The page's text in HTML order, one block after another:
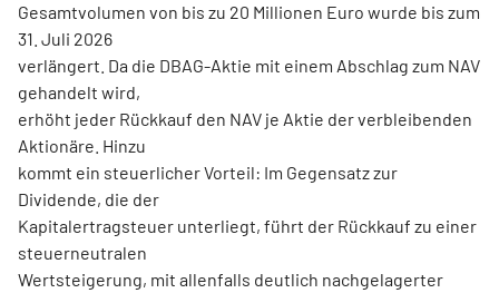
Gesamtvolumen von bis zu 20 Millionen Euro wurde bis zum
31. Juli 2026
verlängert. Da die DBAG-Aktie mit einem Abschlag zum NAV
gehandelt wird,
erhöht jeder Rückkauf den NAV je Aktie der verbleibenden
Aktionäre. Hinzu
kommt ein steuerlicher Vorteil: Im Gegensatz zur
Dividende, die der
Kapitalertragsteuer unterliegt, führt der Rückkauf zu einer
steuerneutralen
Wertsteigerung, mit allenfalls deutlich nachgelagerter